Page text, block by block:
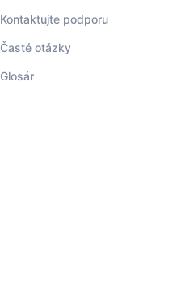
Kontaktujte podporu
Časté otázky
Glosár